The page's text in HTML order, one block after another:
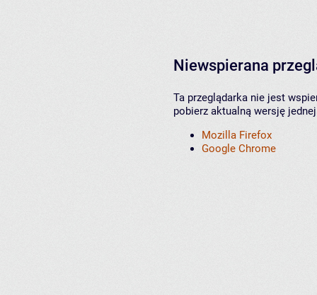
Niewspierana
Ta przeglądarka nie jest
pobierz aktualną wersję
Mozilla Firefox
Google Chrome